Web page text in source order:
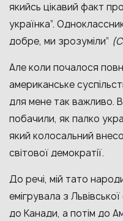
якийсь цікавий факт
українка”.
добре, ми зрозуміли”
Але коли почалося
американське
для мене так важливо.
побачили, як палко
який колосальний
світової демократії.
До речі, мій тато
емігрувала з
до Канади, а потім до